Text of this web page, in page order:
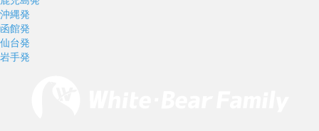
沖縄発
函館発
仙台発
岩手発